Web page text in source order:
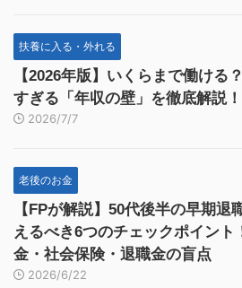
扶養に入る・外れる
【2026年版】いくらまで働ける
すぎる「年収の壁」を徹底解説！
2026/7/7
老後のお金
【FPが解説】50代後半の早期退
えるべき6つのチェックポイント
金・社会保険・退職金の盲点
2026/6/22